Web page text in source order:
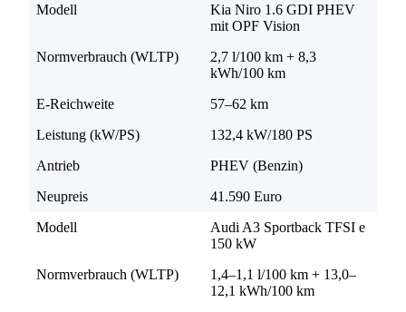
Modell
Kia Niro 1.6 GDI PHEV
mit OPF Vision
Normverbrauch (WLTP)
2,7 l/100 km + 8,3
kWh/100 km
E-Reichweite
57–62 km
Leistung (kW/PS)
132,4 kW/180 PS
Antrieb
PHEV (Benzin)
Neupreis
41.590 Euro
Modell
Audi A3 Sportback TFSI e
150 kW
Normverbrauch (WLTP)
1,4–1,1 l/100 km + 13,0–
12,1 kWh/100 km